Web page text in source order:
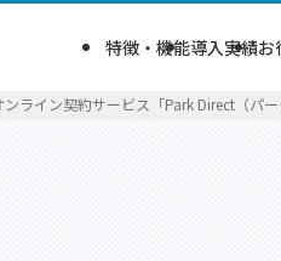
特徴・機能導入実績お
ライン契約サービス「Park Direct（パ